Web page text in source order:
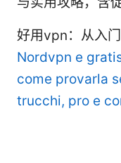
好用vpn：从入
Nordvpn e
come provarla
trucchi, pro e